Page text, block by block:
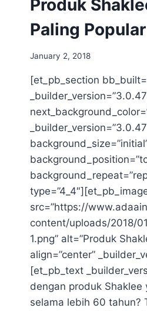
Produk
Paling Popular
January 2, 2018
[et_pb_section
src=”https://
content/uploads/2018/
1.png” alt=”Produk
align=”center”
[et_pb_text
dengan produk Shaklee
selama lebih 60 tahun?